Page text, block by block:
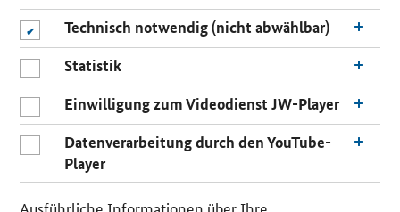
n
Technisch notwendig (nicht abwählbar)
Statistik
Einwilligung zum Videodienst JW-Player
Datenverarbeitung durch den YouTube-
Player
Ausführliche Informationen über Ihre